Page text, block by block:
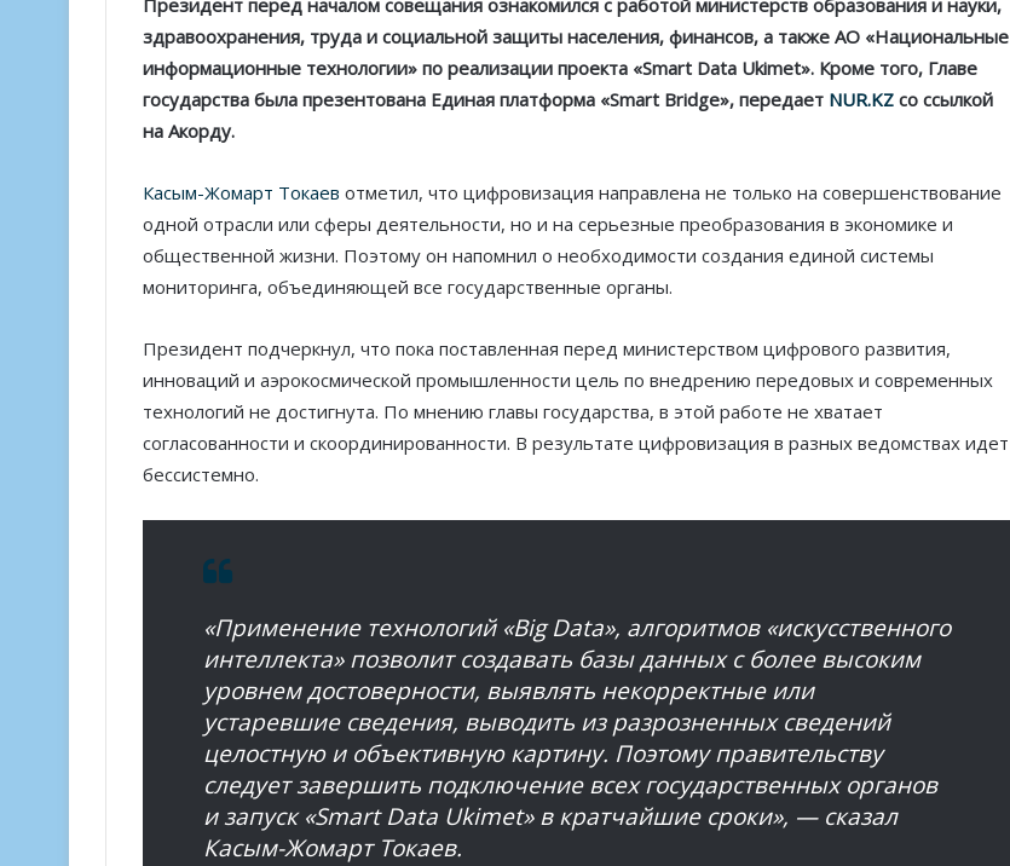
Президент перед началом совещания ознакомился с работой министерств образования и науки,
здравоохранения, труда и социальной защиты населения, финансов, а также АО «Национальные
информационные технологии» по реализации проекта «Smart Data Ukimet». Кроме того, Главе
государства была презентована Единая платформа «Smart Bridge», передает NUR.KZ со ссылкой
на Акорду.
Касым-Жомарт Токаев отметил, что цифровизация направлена не только на совершенствование
одной отрасли или сферы деятельности, но и на серьезные преобразования в экономике и
общественной жизни. Поэтому он напомнил о необходимости создания единой системы
мониторинга, объединяющей все государственные органы.
Президент подчеркнул, что пока поставленная перед министерством цифрового развития,
инноваций и аэрокосмической промышленности цель по внедрению передовых и современных
технологий не достигнута. По мнению главы государства, в этой работе не хватает
согласованности и скоординированности. В результате цифровизация в разных ведомствах идет
бессистемно.
«Применение технологий «Big Data», алгоритмов «искусственного
интеллекта» позволит создавать базы данных с более высоким
уровнем достоверности, выявлять некорректные или
устаревшие сведения, выводить из разрозненных сведений
целостную и объективную картину. Поэтому правительству
следует завершить подключение всех государственных органов
и запуск «Smart Data Ukimet» в кратчайшие сроки», — сказал
Касым-Жомарт Токаев.